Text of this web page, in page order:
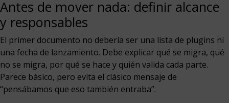
Antes de mover nada: definir alcance
y responsables
El primer documento no debería ser una lista de plugins ni
una fecha de lanzamiento. Debe explicar qué se migra, qué
no se migra, por qué se hace y quién valida cada parte.
Parece básico, pero evita el clásico mensaje de
“pensábamos que eso también entraba”.